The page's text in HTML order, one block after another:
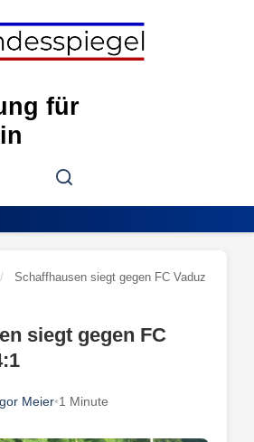
für
Search
/
Schaffhausen siegt gegen FC Vaduz
siegt gegen FC
Meier•1 Minute